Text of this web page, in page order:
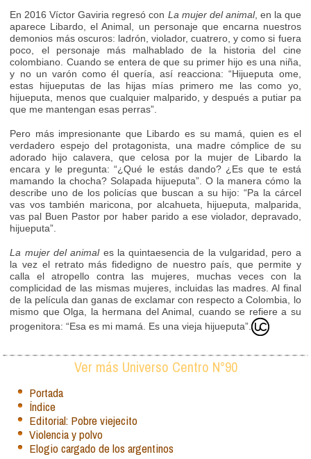
En 2016 Víctor Gaviria regresó con La mujer del animal, en la que
aparece Libardo, el Animal, un personaje que encarna nuestros
demonios más oscuros: ladrón, violador, cuatrero, y como si fuera
poco, el personaje más malhablado de la historia del cine
colombiano. Cuando se entera de que su primer hijo es una niña,
y no un varón como él quería, así reacciona: “Hijueputa ome,
estas hijueputas de las hijas mías primero me las como yo,
hijueputa, menos que cualquier malparido, y después a putiar pa
que me mantengan esas perras”.
Pero más impresionante que Libardo es su mamá, quien es el
verdadero espejo del protagonista, una madre cómplice de su
adorado hijo calavera, que celosa por la mujer de Libardo la
encara y le pregunta: “¿Qué le estás dando? ¿Es que te está
mamando la chocha? Solapada hijueputa”. O la manera cómo la
describe uno de los policías que buscan a su hijo: “Pa la cárcel
vas vos también maricona, por alcahueta, hijueputa, malparida,
vas pal Buen Pastor por haber parido a ese violador, depravado,
hijueputa”.
La mujer del animales la quintaesencia de la vulgaridad, pero a
la vez el retrato más fidedigno de nuestro país, que permite y
calla el atropello contra las mujeres, muchas veces con la
complicidad de las mismas mujeres, incluidas las madres. Al final
de la película dan ganas de exclamar con respecto a Colombia, lo
mismo que Olga, la hermana del Animal, cuando se refiere a su
progenitora: “Esa es mi mamá. Es una vieja hijueputa”.
Ver más Universo Centro N°90
Portada
Índice
Editorial: Pobre viejecito
Violencia y polvo
Elogio cargado de los argentinos